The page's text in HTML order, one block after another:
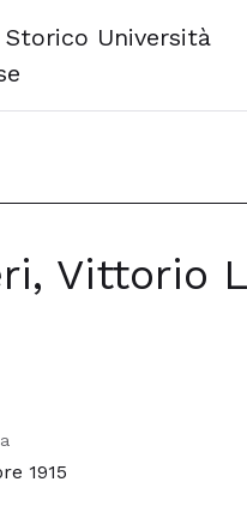
Università
Vittorio
1915